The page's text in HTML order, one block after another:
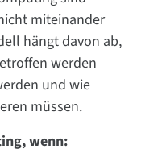
miteinander
hängt davon ab,
werden
und wie
müssen.
wenn: